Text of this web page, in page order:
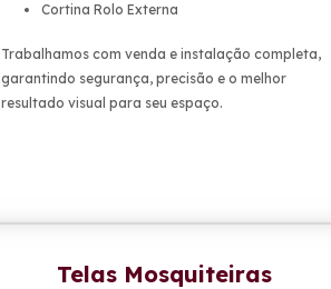
Cortina Rolo Externa
Trabalhamos com venda e instalação completa,
garantindo segurança, precisão e o melhor
resultado visual para seu espaço.
Telas Mosquiteiras